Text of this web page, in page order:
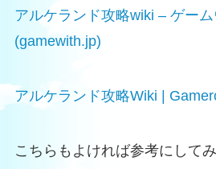
アルケランド攻略wiki – ゲー
(gamewith.jp)
アルケランド攻略Wiki |
こちらもよければ参考にして